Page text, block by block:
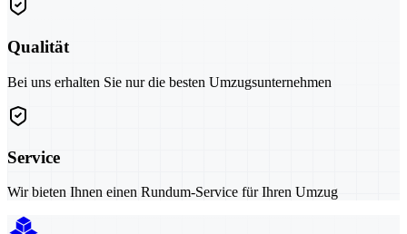
Qualität
Bei uns erhalten Sie nur die besten Umzugsunternehmen
Service
Wir bieten Ihnen einen Rundum-Service für Ihren Umzug